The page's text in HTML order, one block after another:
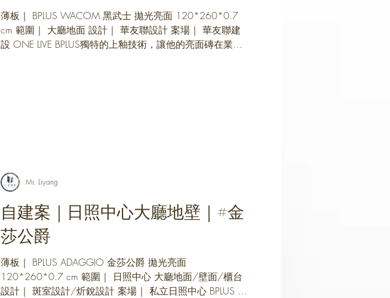
薄板｜ BPLUS WACOM 黑武士 拋光亮面 120*260*0.7
cm 範圍｜ 大廳地面 設計｜ 華友聯設計 案場｜ 華友聯建
設 ONE LIVE BPLUS獨特的上釉技術，讓他的亮面磚在業界
自建案｜日照中心大廳地壁｜#金
莎公爵
薄板｜ BPLUS ADAGGIO 金莎公爵 拋光亮面
120*260*0.7 cm 範圍｜ 日照中心 大廳地面/壁面/櫃台
設計｜ 斑室設計/炘銳設計 案場｜ 私立日照中心 BPLUS 薄
Mr. Liyang